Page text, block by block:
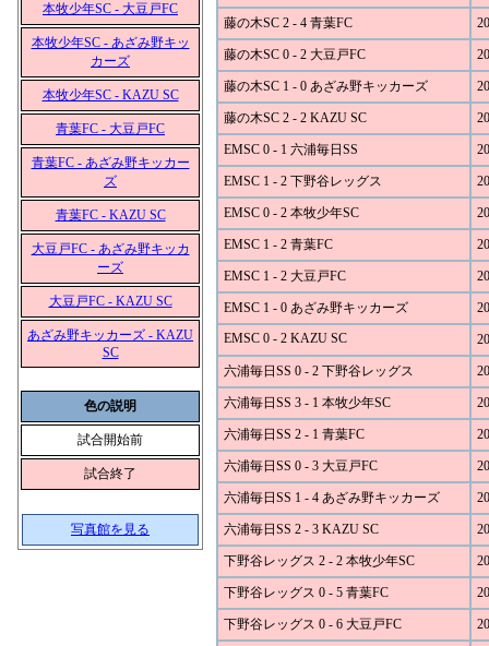
本牧少年SC - 大豆戸FC
本牧少年SC - あざみ野キッ
カーズ
本牧少年SC - KAZU SC
青葉FC - 大豆戸FC
青葉FC - あざみ野キッカー
ズ
青葉FC - KAZU SC
大豆戸FC - あざみ野キッカ
ーズ
大豆戸FC - KAZU SC
あざみ野キッカーズ - KAZU
SC
色の説明
試合開始前
試合終了
写真館を見る
藤の木SC 2 - 4 青葉FC
藤の木SC 0 - 2 大豆戸FC
藤の木SC 1 - 0 あざみ野キッカーズ
藤の木SC 2 - 2 KAZU SC
EMSC 0 - 1 六浦毎日SS
EMSC 1 - 2 下野谷レッグス
EMSC 0 - 2 本牧少年SC
EMSC 1 - 2 青葉FC
EMSC 1 - 2 大豆戸FC
EMSC 1 - 0 あざみ野キッカーズ
EMSC 0 - 2 KAZU SC
六浦毎日SS 0 - 2 下野谷レッグス
六浦毎日SS 3 - 1 本牧少年SC
六浦毎日SS 2 - 1 青葉FC
六浦毎日SS 0 - 3 大豆戸FC
六浦毎日SS 1 - 4 あざみ野キッカーズ
六浦毎日SS 2 - 3 KAZU SC
下野谷レッグス 2 - 2 本牧少年SC
下野谷レッグス 0 - 5 青葉FC
下野谷レッグス 0 - 6 大豆戸FC